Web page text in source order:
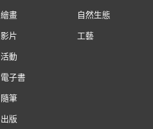
繪畫
影片
活動
電子書
隨筆
出版
自然生態
工藝